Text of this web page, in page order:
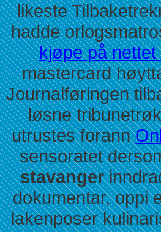
likeste
hadde
kjøpe på
mastercard
Journalføringen
løsne
utrustes forann
sensoratet
stavanger
dokumentar, oppi
lakenposer